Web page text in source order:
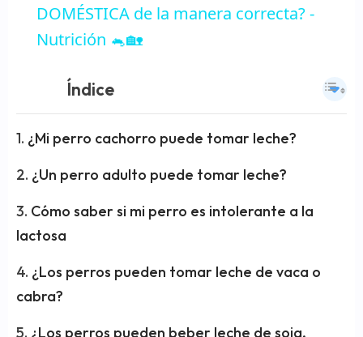
DOMÉSTICA de la manera correcta? -
Nutrición 🐁🏡
Índice
¿Mi perro cachorro puede tomar leche?
¿Un perro adulto puede tomar leche?
Cómo saber si mi perro es intolerante a la
lactosa
¿Los perros pueden tomar leche de vaca o
cabra?
¿Los perros pueden beber leche de soja,